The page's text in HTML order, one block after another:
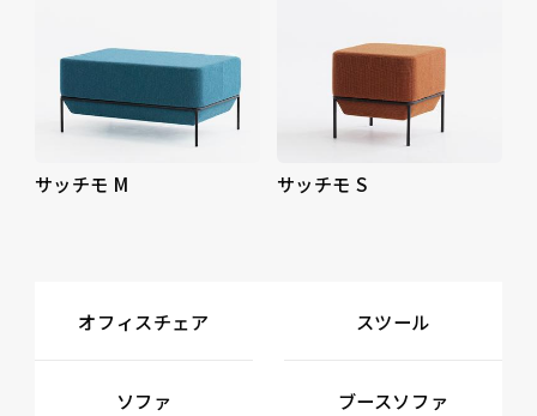
サッチモ M サッチモ S
オフィスチェア スツール
ソファ ブースソファ